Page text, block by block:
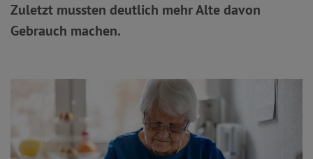
Zuletzt mussten deutlich mehr Alte davon
Gebrauch machen.